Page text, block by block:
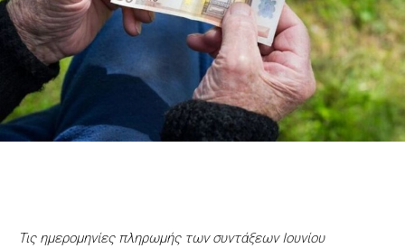
Τις ημερομηνίες πληρωμής των συντάξεων Ιουνίου